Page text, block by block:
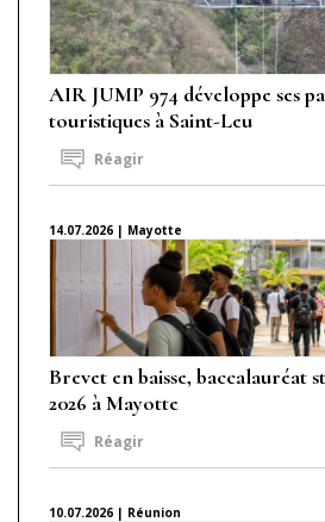
AIR JUMP 974 développe ses
touristiques à Saint-Leu
Réagir
14.07.2026 | Mayotte
Brevet en baisse, baccalauréat
2026 à Mayotte
Réagir
10.07.2026 | Réunion